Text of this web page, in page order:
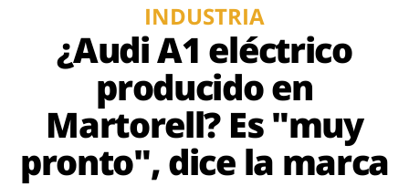
INDUSTRIA
¿Audi A1 eléctrico
producido en
Martorell? Es "muy
pronto", dice la marca